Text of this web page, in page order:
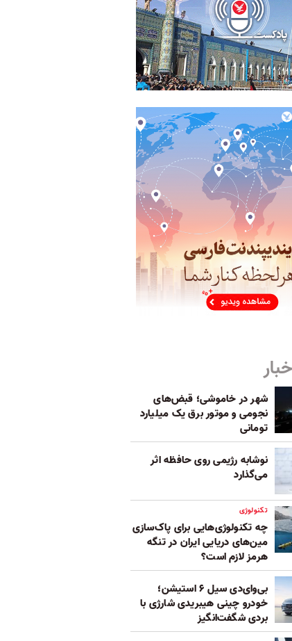
شهر در خاموشی؛ قبض‌های
نجومی و موتور برق یک میلیارد
تومانی
نوشابه رژیمی روی حافظه اثر
می‌گذارد
تکنولوژی
چه تکنولوژی‌هایی برای پاک‌سازی
مین‌های دریایی ایران در تنگه
هرمز لازم است؟
بی‌وای‌دی سیل ۶ استیشن؛
خودرو چینی هیبریدی شارژی با
بردی شگفت‌انگیز